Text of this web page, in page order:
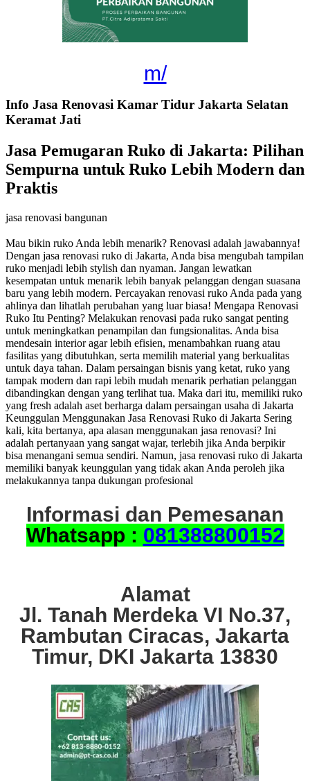
m/
Info Jasa Renovasi Kamar Tidur Jakarta Selatan
Keramat Jati
Jasa Pemugaran Ruko di Jakarta: Pilihan
Sempurna untuk Ruko Lebih Modern dan
Praktis
jasa renovasi bangunan
Mau bikin ruko Anda lebih menarik? Renovasi adalah jawabannya!
Dengan jasa renovasi ruko di Jakarta, Anda bisa mengubah tampilan
ruko menjadi lebih stylish dan nyaman. Jangan lewatkan
kesempatan untuk menarik lebih banyak pelanggan dengan suasana
baru yang lebih modern. Percayakan renovasi ruko Anda pada yang
ahlinya dan lihatlah perubahan yang luar biasa! Mengapa Renovasi
Ruko Itu Penting? Melakukan renovasi pada ruko sangat penting
untuk meningkatkan penampilan dan fungsionalitas. Anda bisa
mendesain interior agar lebih efisien, menambahkan ruang atau
fasilitas yang dibutuhkan, serta memilih material yang berkualitas
untuk daya tahan. Dalam persaingan bisnis yang ketat, ruko yang
tampak modern dan rapi lebih mudah menarik perhatian pelanggan
dibandingkan dengan yang terlihat tua. Maka dari itu, memiliki ruko
yang fresh adalah aset berharga dalam persaingan usaha di Jakarta
Keunggulan Menggunakan Jasa Renovasi Ruko di Jakarta Sering
kali, kita bertanya, apa alasan menggunakan jasa renovasi? Ini
adalah pertanyaan yang sangat wajar, terlebih jika Anda berpikir
bisa menangani semua sendiri. Namun, jasa renovasi ruko di Jakarta
memiliki banyak keunggulan yang tidak akan Anda peroleh jika
melakukannya tanpa dukungan profesional
Informasi dan Pemesanan
Whatsapp : 081388800152
Alamat
Jl. Tanah Merdeka VI No.37,
Rambutan Ciracas, Jakarta
Timur, DKI Jakarta 13830